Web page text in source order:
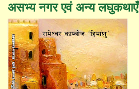
असभ्य नगर एवं अन्य लघुकथाएँ